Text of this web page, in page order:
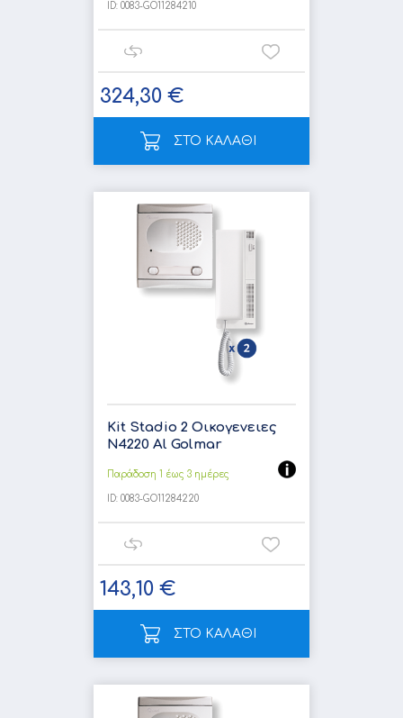
ID: 0083-GO11284210
324,30 €
ΣΤΟ ΚΑΛΑΘΙ
Kit Stadio 2 Οικογενειες
N4220 Al Golmar
Παράδοση 1 έως 3 ημέρες
ID: 0083-GO11284220
143,10 €
ΣΤΟ ΚΑΛΑΘΙ